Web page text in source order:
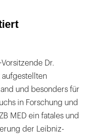
Dr.
aufgestellten
und besonders für
in Forschung und
MED ein fatales und
der Leibniz-